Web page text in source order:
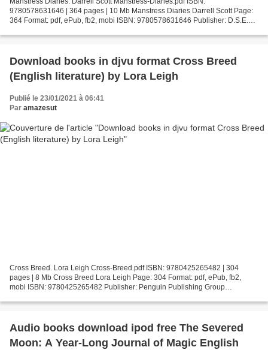
9780578631646 | 364 pages | 10 Mb Manstress Diaries Darrell Scott Page:
364 Format: pdf, ePub, fb2, mobi ISBN: 9780578631646 Publisher: D.S.E.
Download books in djvu format Cross Breed
(English literature) by Lora Leigh
Publié le 23/01/2021 à 06:41
Par amazesut
Cross Breed. Lora Leigh Cross-Breed.pdf ISBN: 9780425265482 | 304
pages | 8 Mb Cross Breed Lora Leigh Page: 304 Format: pdf, ePub, fb2,
mobi ISBN: 9780425265482 Publisher: Penguin Publishing Group
Audio books download ipod free The Severed
Moon: A Year-Long Journal of Magic English